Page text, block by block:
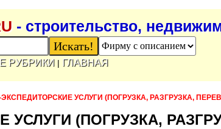
- строительство,
РУБРИКИ | ГЛАВНАЯ
УСЛУГИ (ПОГРУЗКА, РАЗГРУЗКА,
(ПОГРУЗКА,